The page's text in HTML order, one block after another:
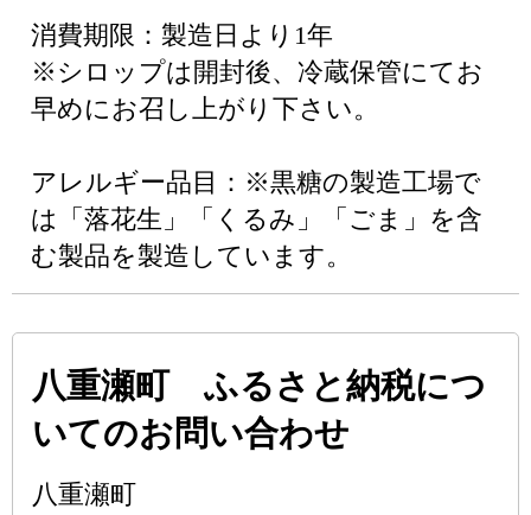
消費期限：製造日より1年
※シロップは開封後、冷蔵保管にてお
早めにお召し上がり下さい。
アレルギー品目：※黒糖の製造工場で
は「落花生」「くるみ」「ごま」を含
む製品を製造しています。
八重瀬町 ふるさと納税につ
いてのお問い合わせ
八重瀬町